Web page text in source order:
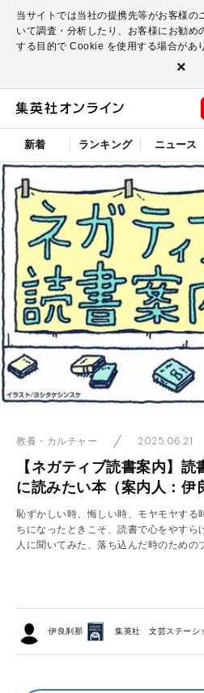
当サイトでは当社の提携先等がお客様の
いて調査・分析したり、お客様にお勧め
する目的で Cookie を使用する場合があ
×
新着 ランキング ニュース
教養・カルチャー 2025.06.21
【ネガティブ読書案内】
に読みたい本（案内人：伊
恥ずかしい時、悔しい時、モヤモヤす
ちになったときこそ、読書で心をやすら
人に聞いてみた、落ち込んだ時のための
伊良刹那 集英社 文芸ステーシ